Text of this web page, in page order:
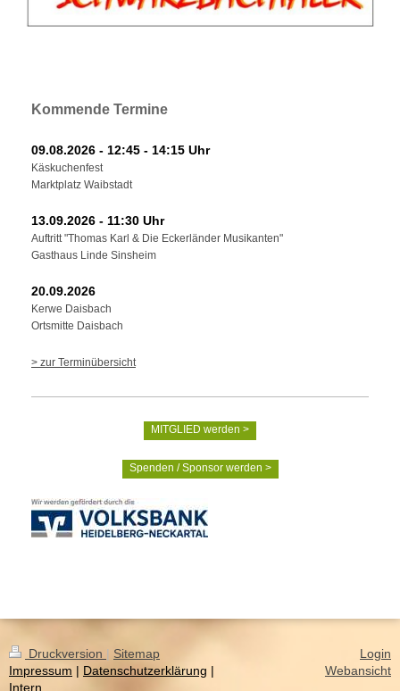
Kommende Termine
09.08.2026 - 12:45 - 14:15 Uhr
Käskuchenfest
Marktplatz Waibstadt
13.09.2026 - 11:30 Uhr
Auftritt "Thomas Karl & Die Eckerländer Musikanten"
Gasthaus Linde Sinsheim
20.09.2026
Kerwe Daisbach
Ortsmitte Daisbach
> zur Terminübersicht
MITGLIED werden >
Spenden / Sponsor werden >
Druckversion | Sitemap
Impressum | Datenschutzerklärung |
Intern
Login
Webansicht